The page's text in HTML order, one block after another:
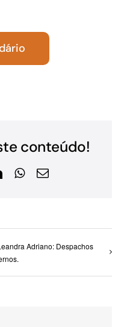
conteúdo!
LinkedInWhatsApp
E-
Adriano: Despachos